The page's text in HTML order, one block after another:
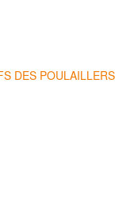
DES POULAILLERS